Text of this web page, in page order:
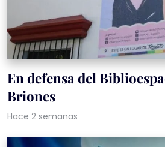
En defensa del
Briones
Hace 2 semanas